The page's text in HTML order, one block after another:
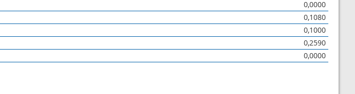
0,0000
0,1080
0,1000
0,2590
0,0000